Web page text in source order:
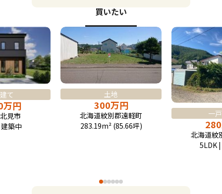
買いたい
て
万円
見市
築中
土地
300万円
北海道紋別郡遠軽町
283.19m² (85.66坪)
一
280
北海道紋
5LDK